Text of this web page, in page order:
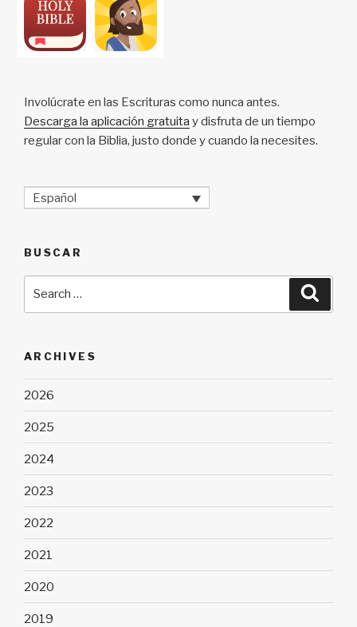
Involúcrate en las Escrituras como nunca antes.
Descarga la aplicación gratuita y disfruta de un tiempo
regular con la Biblia, justo donde y cuando la necesites.
Español
BUSCAR
ARCHIVES
2026
2025
2024
2023
2022
2021
2020
2019